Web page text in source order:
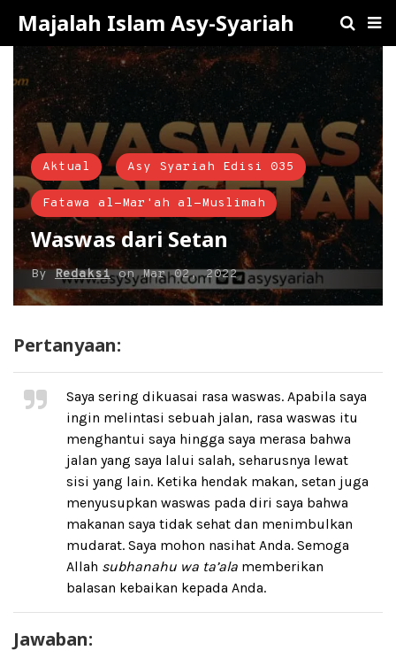
Majalah Islam Asy-Syariah
Aktual Asy Syariah Edisi 035
Fatawa al-Mar'ah al-Muslimah
Waswas dari Setan
ByRedaksionMar 02, 2022
Pertanyaan:
Saya sering dikuasai rasa waswas. Apabila saya
ingin melintasi sebuah jalan, rasa waswas itu
menghantui saya hingga saya merasa bahwa
jalan yang saya lalui salah, seharusnya lewat
sisi yang lain. Ketika hendak makan, setan juga
menyusupkan waswas pada diri saya bahwa
makanan saya tidak sehat dan menimbulkan
mudarat. Saya mohon nasihat Anda. Semoga
Allah subhanahu wa ta’ala memberikan
balasan kebaikan kepada Anda.
Jawaban: